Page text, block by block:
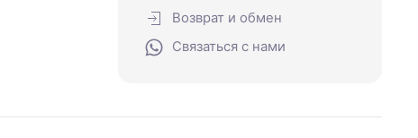
Возврат и обмен
Связаться с нами